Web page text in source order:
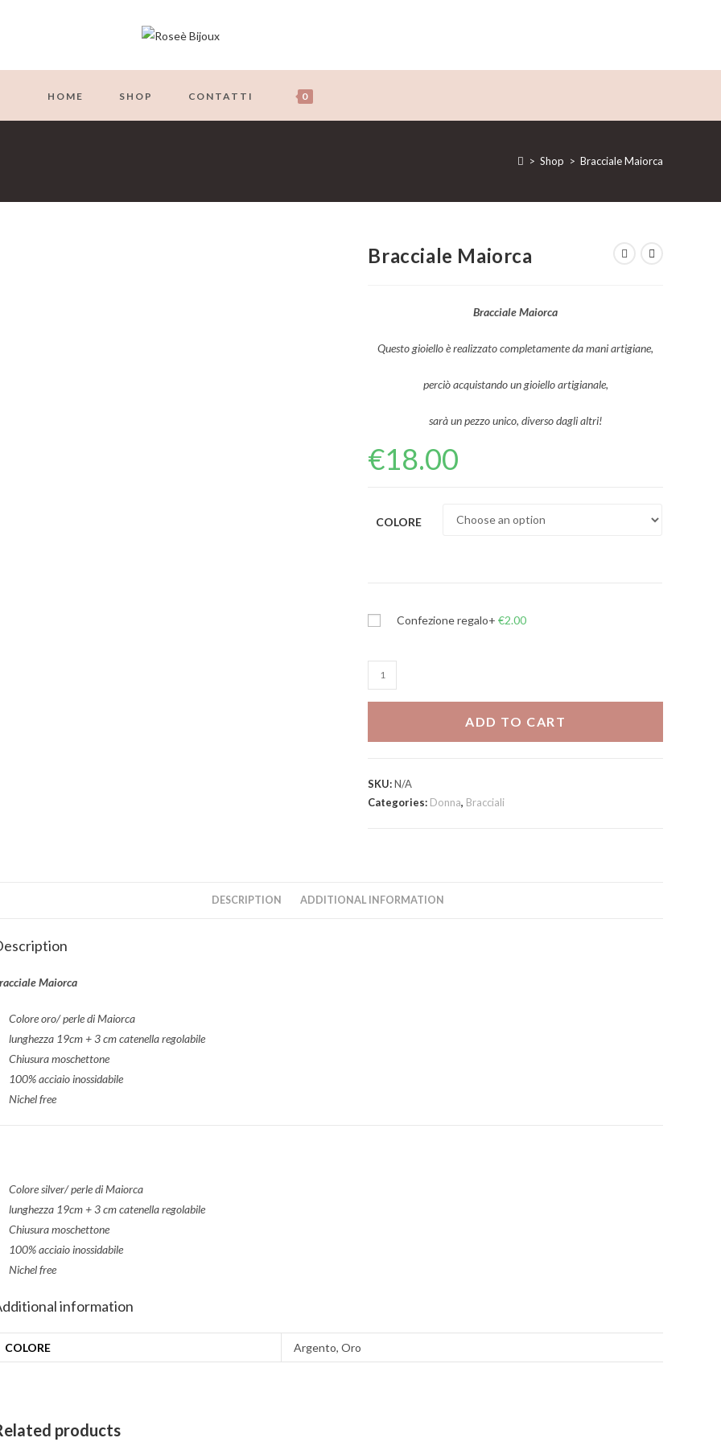
HOME SHOP CONTATTI 0
> Shop > Bracciale Maiorca
Bracciale Maiorca
Bracciale Maiorca
Questo gioiello è realizzato completamente da mani artigiane,
perciò acquistando un gioiello artigianale,
sarà un pezzo unico, diverso dagli altri!
€18.00
COLORE
Confezione regalo+ €2.00
Bracciale
Maiorca
ADD TO CART
SKU:N/A
Categories: Donna, Bracciali
DESCRIPTION ADDITIONAL INFORMATION
Maiorca
Colore oro/ perle di Maiorca
lunghezza 19cm + 3 cm catenella regolabile
Chiusura moschettone
100% acciaio inossidabile
Nichel free
Colore silver/ perle di Maiorca
lunghezza 19cm + 3 cm catenella regolabile
Chiusura moschettone
100% acciaio inossidabile
Nichel free
information
COLORE Argento, Oro
products